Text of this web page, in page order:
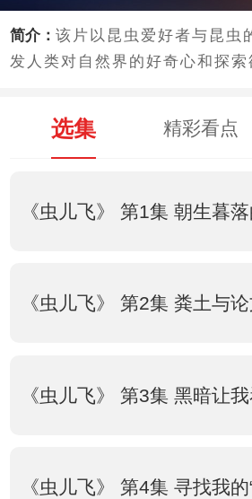
简介：该片以昆虫爱好者与昆虫
发人类对自然界的好奇心和探
选集 精彩看点
《虫儿飞》 第1集 朝生暮
《虫儿飞》 第2集 粪土与
《虫儿飞》 第3集 黑暗让
《虫儿飞》 第4集 寻找我的